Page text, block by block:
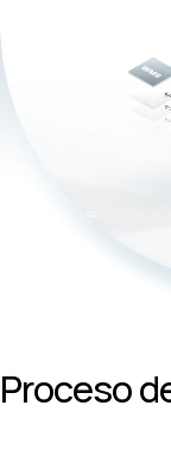
Proceso